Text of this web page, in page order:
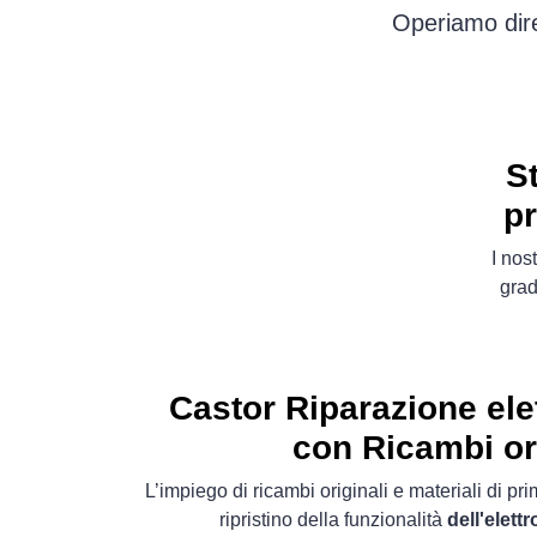
Operiamo
I
Castor Riparazione
con Ricambi
L’impiego di ricambi originali e materiali di
ripristino della funzionalità